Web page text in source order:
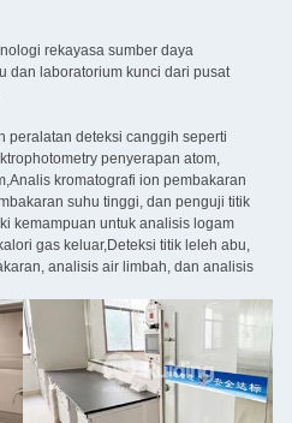
rekayasa sumber daya
dan laboratorium kunci dari pusat
peralatan deteksi canggih seperti
penyerapan atom,
kromatografi ion pembakaran
suhu tinggi, dan penguji titik
kemampuan untuk analisis logam
gas keluar,Deteksi titik leleh abu,
analisis air limbah, dan analisis